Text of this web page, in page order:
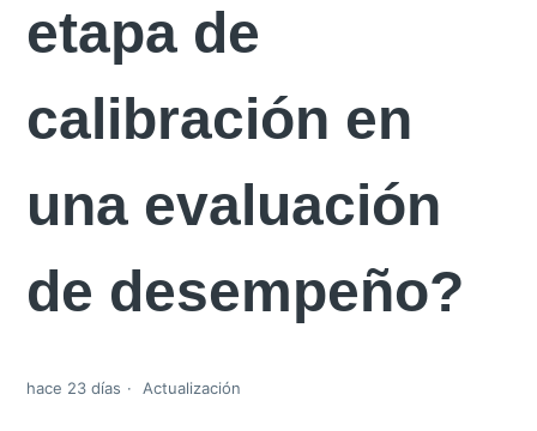
etapa de
calibración en
una evaluación
de desempeño?
hace 23 días Actualización